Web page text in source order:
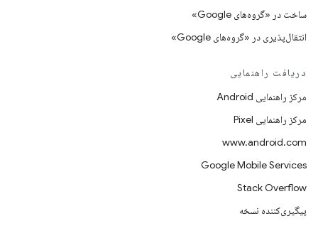
ساخت در «گروه‌های Google»
انتقال‌پذیری در «گروه‌های Google»
دریافت راهنمایی
مرکز راهنمایی Android
مرکز راهنمایی Pixel
www.android.com
Google Mobile Services
Stack Overflow
پیگیری‌کننده نسخه